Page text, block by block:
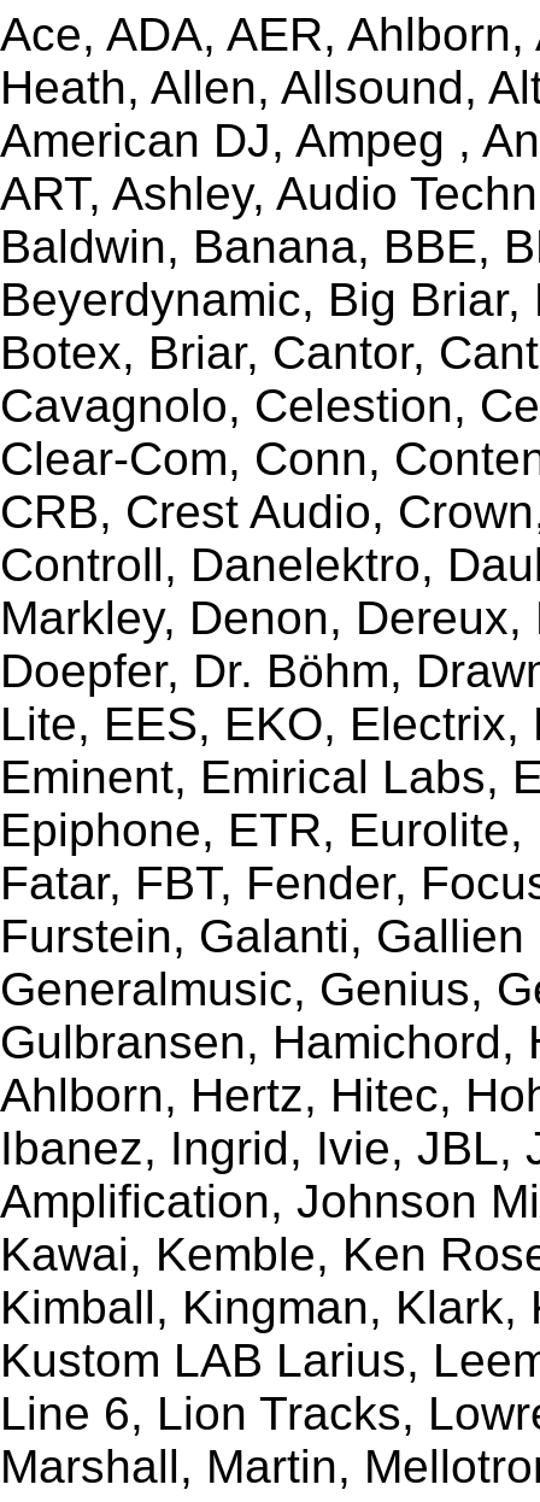
Ace, ADA, AER,
Heath, Allen, Allsound,
American DJ, Ampeg ,
ART, Ashley, Audio
Baldwin, Banana, BBE,
Beyerdynamic, Big
Botex, Briar, Cantor,
Cavagnolo, Celestion,
Clear-Com, Conn,
CRB, Crest Audio,
Controll, Danelektro,
Markley, Denon,
Doepfer, Dr. Böhm,
Lite, EES, EKO,
Eminent, Emirical Labs,
Epiphone, ETR,
Fatar, FBT, Fender,
Furstein, Galanti,
Generalmusic, Genius,
Gulbransen, Hamichord,
Ahlborn, Hertz, Hitec,
Ibanez, Ingrid, Ivie, JBL,
Amplification, Johnson
Kawai, Kemble, Ken
Kimball, Kingman,
Kustom LAB Larius,
Line 6, Lion Tracks,
Marshall, Martin,